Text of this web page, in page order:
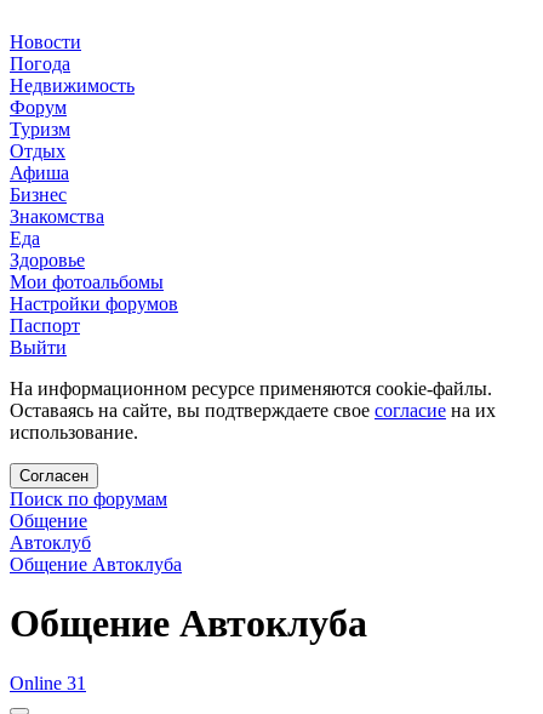
Новости
Погода
Недвижимость
Форум
Туризм
Отдых
Афиша
Бизнес
Знакомства
Еда
Здоровье
Мои фотоальбомы
Настройки форумов
Паспорт
Выйти
На информационном ресурсе применяются cookie-файлы.
Оставаясь на сайте, вы подтверждаете свое согласие на их
использование.
Согласен
Поиск по форумам
Общение
Автоклуб
Общение Автоклуба
Общение Автоклуба
Online 31